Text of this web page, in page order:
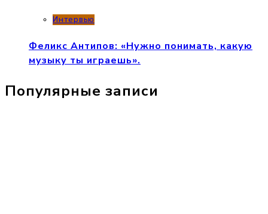
Интервью
Феликс Антипов: «Нужно понимать, какую
музыку ты играешь».
Популярные записи